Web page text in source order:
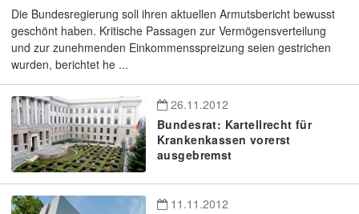
Die Bundesregierung soll ihren aktuellen Armutsbericht bewusst
geschönt haben. Kritische Passagen zur Vermögensverteilung
und zur zunehmenden Einkommensspreizung seien gestrichen
wurden, berichtet he ...
26.11.2012
Bundesrat: Kartellrecht für
Krankenkassen vorerst
ausgebremst
11.11.2012